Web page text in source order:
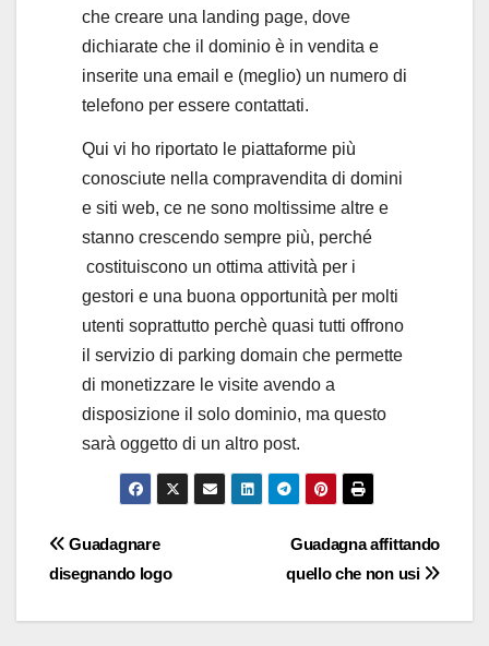
che creare una landing page, dove
dichiarate che il dominio è in vendita e
inserite una email e (meglio) un numero di
telefono per essere contattati.
Qui vi ho riportato le piattaforme più
conosciute nella compravendita di domini
e siti web, ce ne sono moltissime altre e
stanno crescendo sempre più, perché
costituiscono un ottima attività per i
gestori e una buona opportunità per molti
utenti soprattutto perchè quasi tutti offrono
il servizio di parking domain che permette
di monetizzare le visite avendo a
disposizione il solo dominio, ma questo
sarà oggetto di un altro post.
Navigazione
articoli
Guadagna affittando
quello che non usi
Guadagnare
disegnando logo